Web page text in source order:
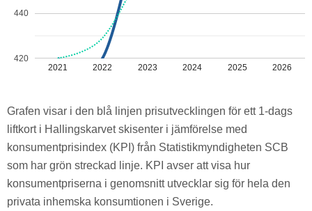
2021 2022 2023 2024 2025 2026
420
440
Grafen visar i den blå linjen prisutvecklingen för ett 1-dags
liftkort i Hallingskarvet skisenter i jämförelse med
konsumentprisindex (KPI) från Statistikmyndigheten SCB
som har grön streckad linje. KPI avser att visa hur
konsumentpriserna i genomsnitt utvecklar sig för hela den
privata inhemska konsumtionen i Sverige.